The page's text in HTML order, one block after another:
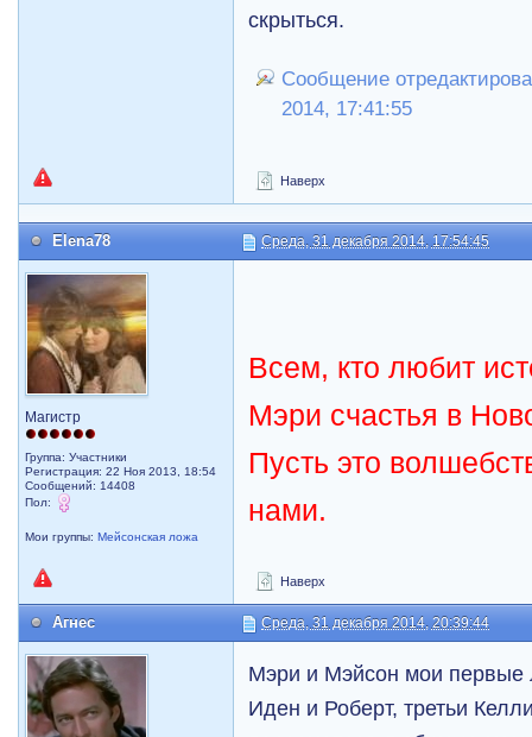
скрыться.
Сообщение
2014, 17:41:55
Наверх
Elena78 Среда, 31 декабря 2014, 17:54:45
Магистр
Группа: Участники
Регистрация: 22 Ноя 2013, 18:54
Сообщений: 14408
Пол:
Мои группы: Мейсонская ложа
Всем, кто любит
Мэри счастья в
Пусть это
нами.
Наверх
Агнес Среда, 31 декабря 2014, 20:39:44
Мэри и Мэйсон мои
Иден и Роберт, третьи